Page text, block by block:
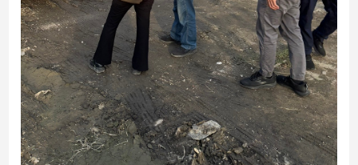
聞
流
行/
時
尚
追
星